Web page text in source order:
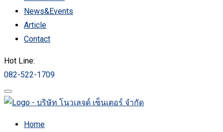
News&Events
Article
Contact
Hot Line:
082-522-1709
Home